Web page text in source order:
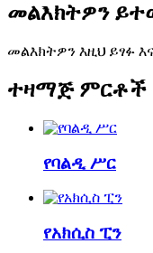
መልእክትዎን
መልእክትዎን እዚህ ይፃፉ
ተዛማጅ ምርቶች
የባልዲ ሥር
የአክሲስ ፒን